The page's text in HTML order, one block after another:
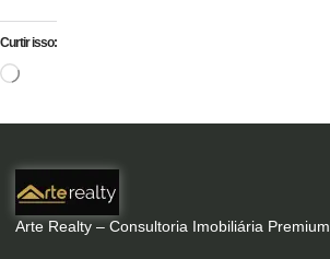
Curtir isso:
Arte Realty – Consultoria Imobiliária Premium.